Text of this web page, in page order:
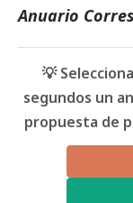
Anuario
💡
segundos un
propuesta de